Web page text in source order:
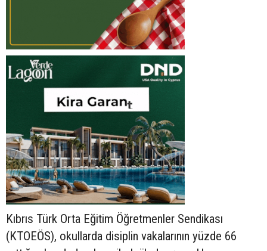
Kıbrıs Türk Orta Eğitim Öğretmenler Sendikası
(KTOEÖS), okullarda disiplin vakalarının yüzde 66